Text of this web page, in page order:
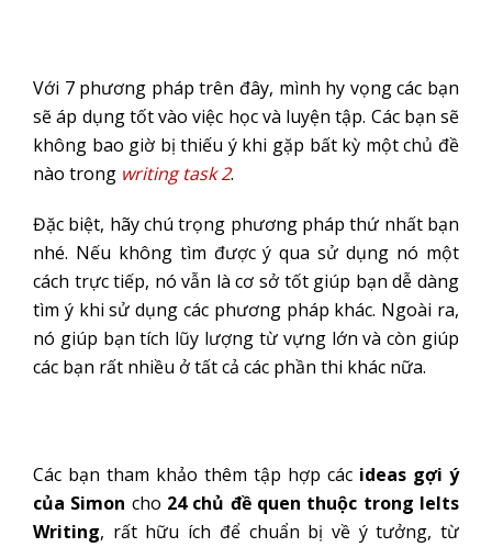
Với 7 phương pháp trên đây, mình hy vọng các bạn
sẽ áp dụng tốt vào việc học và luyện tập. Các bạn sẽ
không bao giờ bị thiếu ý khi gặp bất kỳ một chủ đề
nào trong writing task 2.
Đặc biệt, hãy chú trọng phương pháp thứ nhất bạn
nhé. Nếu không tìm được ý qua sử dụng nó một
cách trực tiếp, nó vẫn là cơ sở tốt giúp bạn dễ dàng
tìm ý khi sử dụng các phương pháp khác. Ngoài ra,
nó giúp bạn tích lũy lượng từ vựng lớn và còn giúp
các bạn rất nhiều ở tất cả các phần thi khác nữa.
Các bạn tham khảo thêm tập hợp các ideas gợi ý
của Simon cho 24 chủ đề quen thuộc trong Ielts
Writing, rất hữu ích để chuẩn bị về ý tưởng, từ